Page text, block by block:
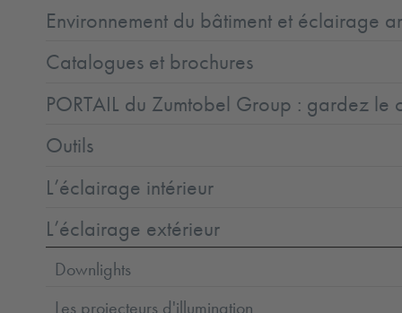
Environnement du bâtiment et éclairage
Catalogues et brochures
PORTAIL du Zumtobel Group : gardez le
Outils
L’éclairage intérieur
L’éclairage extérieur
Downlights
Les projecteurs d'illumination